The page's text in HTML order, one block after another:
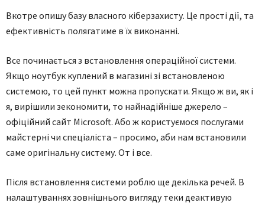
Вкотре опишу базу власного кіберзахисту. Це прості дії, та
ефективність полягатиме в їх виконанні.
Все починається з встановлення операційної системи.
Якщо ноутбук куплений в магазині зі встановленою
системою, то цей пункт можна пропускати. Якщо ж ви, як і
я, вирішили зекономити, то найнадійніше джерело –
офіційний сайт Microsoft. Або ж користуємося послугами
майстерні чи спеціаліста – просимо, аби нам встановили
саме оригінальну систему. От і все.
Після встановлення системи роблю ще декілька речей. В
налаштуваннях зовнішнього вигляду теки деактивую